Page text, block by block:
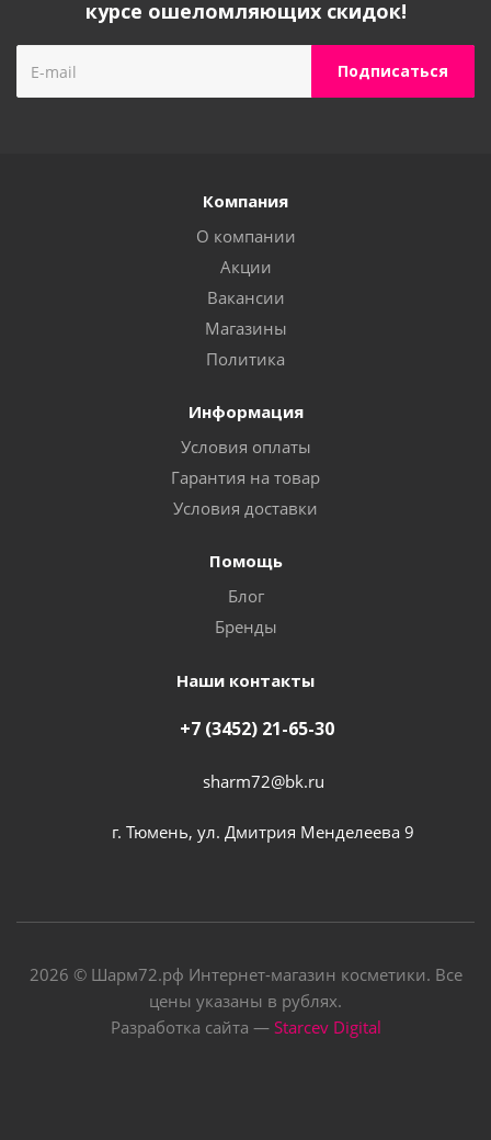
курсе ошеломляющих скидок!
Компания
О компании
Акции
Вакансии
Магазины
Политика
Информация
Условия оплаты
Гарантия на товар
Условия доставки
Помощь
Блог
Бренды
Наши контакты
+7 (3452) 21-65-30
sharm72@bk.ru
г. Тюмень, ул. Дмитрия Менделеева 9
2026 © Шарм72.рф Интернет-магазин косметики. Все
цены указаны в рублях.
Разработка сайта — Starcev Digital